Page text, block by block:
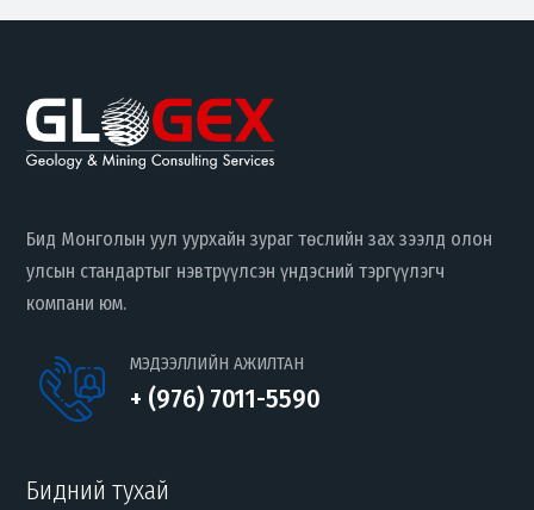
Бид Монголын уул уурхайн зураг төслийн зах зээлд олон
улсын стандартыг нэвтрүүлсэн үндэсний тэргүүлэгч
компани юм.
МЭДЭЭЛЛИЙН АЖИЛТАН
+ (976) 7011-5590
Бидний тухай